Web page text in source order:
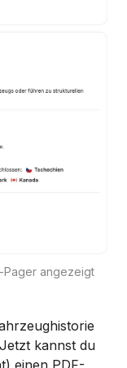
Pager angezeigt
kannst du
einen PDF-